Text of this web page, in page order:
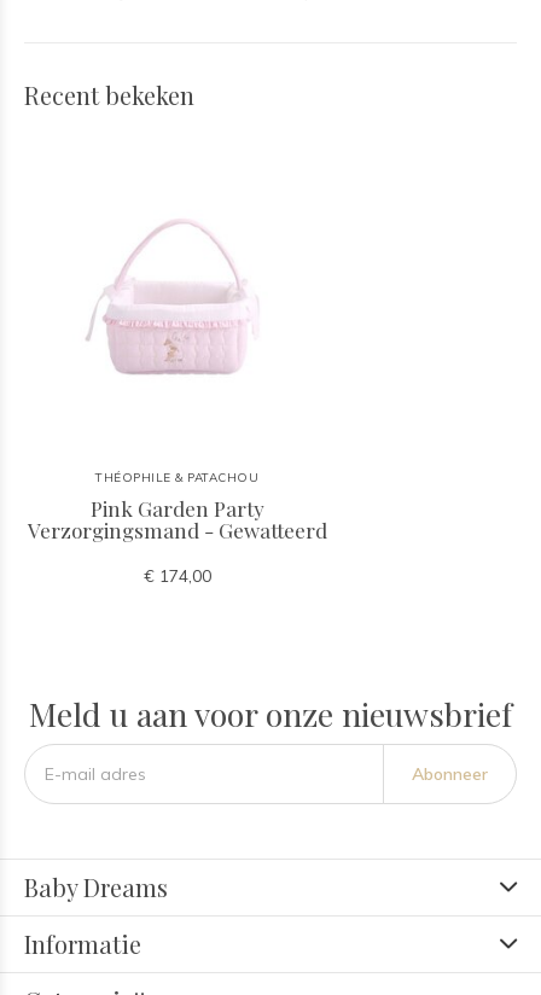
Recent bekeken
THÉOPHILE & PATACHOU
Pink Garden Party
Verzorgingsmand - Gewatteerd
€ 174,00
Meld u aan voor onze nieuwsbrief
Abonneer
Baby Dreams
Informatie